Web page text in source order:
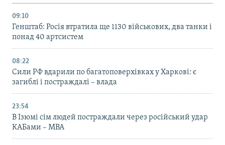
09:10
Генштаб: Росія втратила ще 1130 військових, два танки і
понад 40 артсистем
08:22
Сили РФ вдарили по багатоповерхівках у Харкові: є
загиблі і постраждалі – влада
23:54
В Ізюмі сім людей постраждали через російський удар
КАБами – МВА